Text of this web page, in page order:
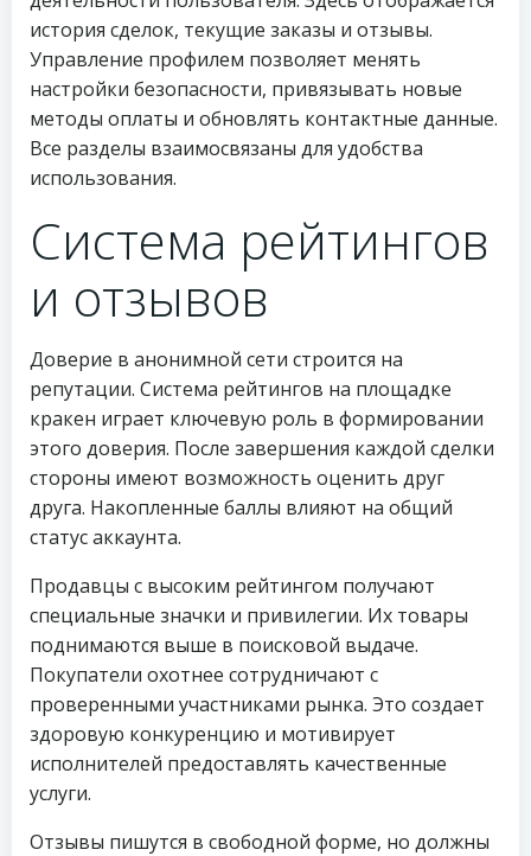
история сделок, текущие заказы и отзывы.
Управление профилем позволяет менять
настройки безопасности, привязывать новые
методы оплаты и обновлять контактные данные.
Все разделы взаимосвязаны для удобства
использования.
Система рейтингов
и отзывов
Доверие в анонимной сети строится на
репутации. Система рейтингов на площадке
кракен играет ключевую роль в формировании
этого доверия. После завершения каждой сделки
стороны имеют возможность оценить друг
друга. Накопленные баллы влияют на общий
статус аккаунта.
Продавцы с высоким рейтингом получают
специальные значки и привилегии. Их товары
поднимаются выше в поисковой выдаче.
Покупатели охотнее сотрудничают с
проверенными участниками рынка. Это создает
здоровую конкуренцию и мотивирует
исполнителей предоставлять качественные
услуги.
Отзывы пишутся в свободной форме, но должны